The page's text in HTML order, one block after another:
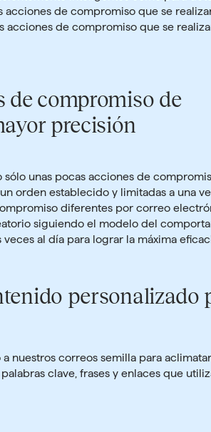
acciones de compromiso que se
acciones de compromiso que se
de compromiso de
precisión
unas pocas acciones de
orden establecido y limitadas a una
diferentes por correo
siguiendo el modelo del
al día para lograr la máxima
personalizado
a nuestros correos semilla para
clave, frases y enlaces que